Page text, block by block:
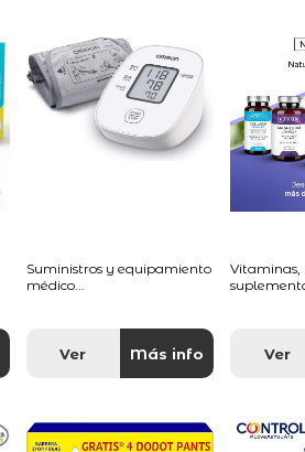
Suministros y equipamiento
médico...
Ver Más info
Vitaminas,
Ver